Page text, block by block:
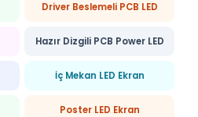
Driver Beslemeli PCB LED
Hazır Dizgili PCB Power LED
İç Mekan LED Ekran
Poster LED Ekran